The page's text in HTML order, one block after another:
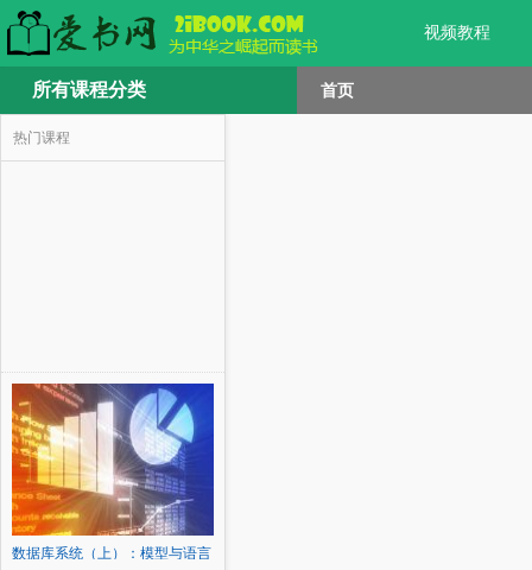
视频教程
所有课程分类 首页
热门课程
数据库系统（上）：模型与语言